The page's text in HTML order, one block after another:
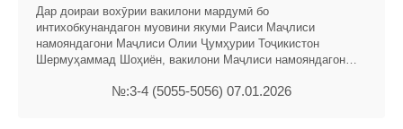
Дар доираи вохӯрии вакилони мардумӣ бо
интихобкунандагон муовини якуми Раиси Маҷлиси
намояндагони Маҷлиси Олии Ҷумҳурии Тоҷикис­тон
Шермуҳаммад Шоҳиён, вакилони Маҷлиси намояндагон
№:3-4 (5055-5056) 07.01.2026